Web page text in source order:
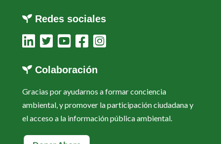
Redes sociales
Colaboración
Gracias por ayudarnos a formar conciencia
ambiental, y promover la participación ciudadana y
el acceso a la información pública ambiental.